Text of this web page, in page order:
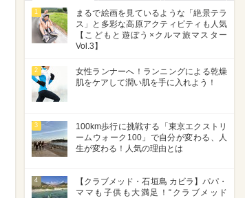
1
まるで絵画を見ているような「絶景テラ
ス」と多彩な高原アクティビティも人気
【こどもと遊ぼう×クルマ旅マスター
Vol.3】
2
女性ランナーへ！ランニングによる乾燥
肌をケアして潤い肌を手に入れよう！
3
100km歩行に挑戦する「東京エクストリ
ームウォーク100」で自分が変わる、人
生が変わる！人気の理由とは
4
【クラブメッド・石垣島 カビラ】パパ・
ママも子供も大満足！“クラブメッド